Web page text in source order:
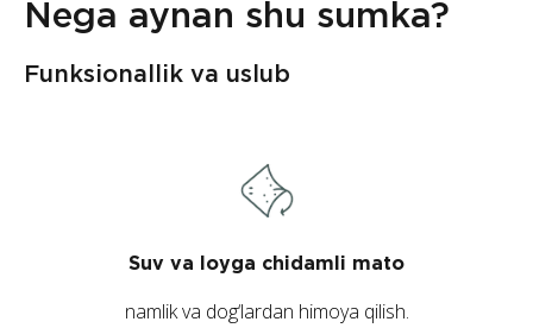
Nega aynan shu sumka?
Funksionallik va uslub
Suv va loyga chidamli mato
namlik va dog‘lardan himoya qilish.